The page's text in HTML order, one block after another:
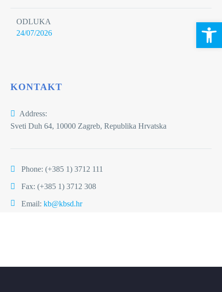
ODLUKA
24/07/2026
KONTAKT
Address:
Sveti Duh 64, 10000 Zagreb, Republika Hrvatska
Phone: (+385 1) 3712 111
Fax: (+385 1) 3712 308
Email: kb@kbsd.hr